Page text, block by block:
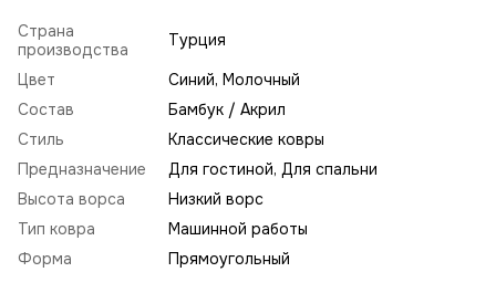
Страна
производства
Турция
Цвет
Синий, Молочный
Состав
Бамбук / Акрил
Стиль
Классические ковры
Предназначение
Для гостиной, Для спальни
Высота ворса
Низкий ворс
Тип ковра
Машинной работы
Форма
Прямоугольный